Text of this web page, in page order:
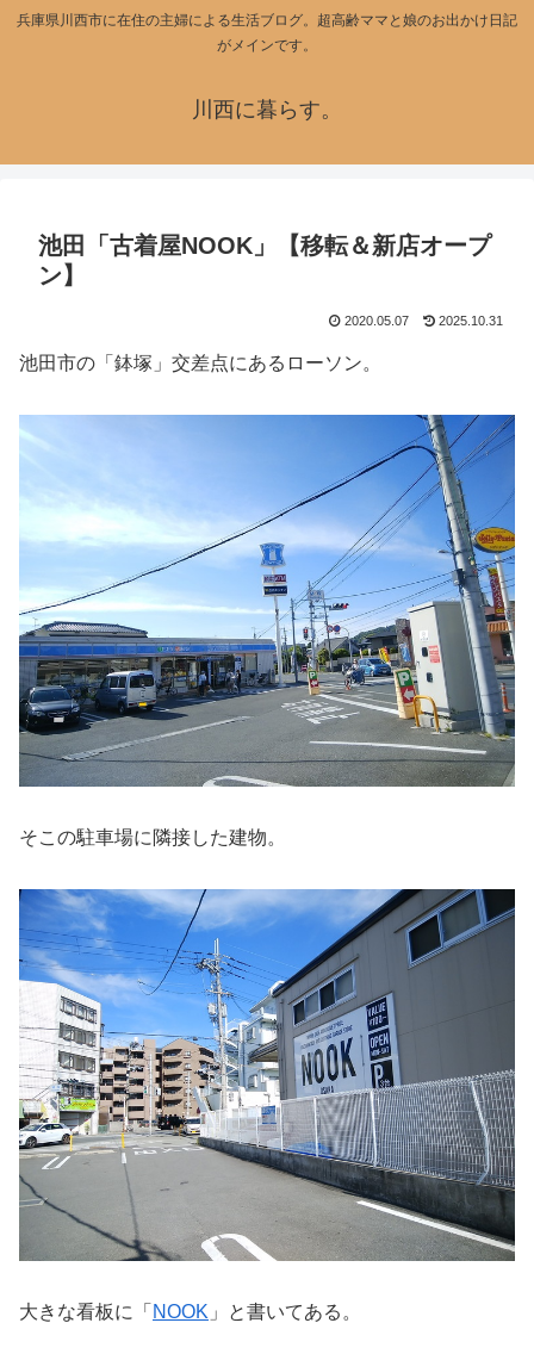
兵庫県川西市に在住の主婦による生活ブログ。超高齢ママと娘のお出かけ日記
がメインです。
川西に暮らす。
池田「古着屋NOOK」【移転＆新店オープ
ン】
2020.05.07 2025.10.31
池田市の「鉢塚」交差点にあるローソン。
そこの駐車場に隣接した建物。
大きな看板に「 NOOK 」と書いてある。